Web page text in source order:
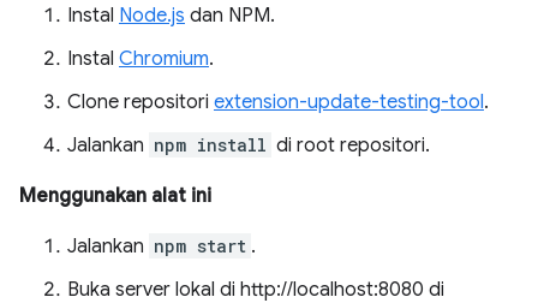
Instal Node.js dan NPM.
Instal Chromium.
Clone repositori extension-update-testing-tool.
Jalankan npm install di root repositori.
Menggunakan alat ini
Jalankan npm start .
Buka server lokal di http://localhost:8080 di